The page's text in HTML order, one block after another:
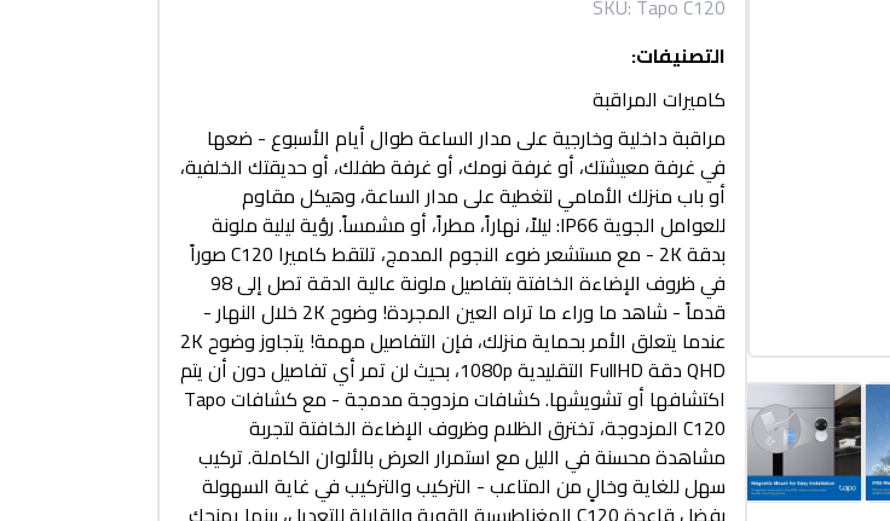
SKU: Tapo C120
التصنيفات:
كاميرات المراقبة
مراقبة داخلية وخارجية على مدار الساعة طوال أيام الأسبوع - ضعها
في غرفة معيشتك، أو غرفة نومك، أو غرفة طفلك، أو حديقتك الخلفية،
أو باب منزلك الأمامي لتغطية على مدار الساعة، وهيكل مقاوم
للعوامل الجوية IP66: ليلاً، نهاراً، مطراً، أو مشمساً. رؤية ليلية ملونة
بدقة 2K - مع مستشعر ضوء النجوم المدمج، تلتقط كاميرا C120 صوراً
في ظروف الإضاءة الخافتة بتفاصيل ملونة عالية الدقة تصل إلى 98
قدماً - شاهد ما وراء ما تراه العين المجردة! وضوح 2K خلال النهار -
عندما يتعلق الأمر بحماية منزلك، فإن التفاصيل مهمة! يتجاوز وضوح 2K
QHD دقة FullHD التقليدية 1080p، بحيث لن تمر أي تفاصيل دون أن يتم
اكتشافها أو تشويشها. كشافات مزدوجة مدمجة - مع كشافات Tapo
C120 المزدوجة، تخترق الظلام وظروف الإضاءة الخافتة لتجربة
مشاهدة محسنة في الليل مع استمرار العرض بالألوان الكاملة. تركيب
سهل للغاية وخالٍ من المتاعب - التركيب والتركيب في غاية السهولة